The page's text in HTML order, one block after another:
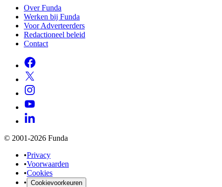
Over Funda
Werken bij Funda
Voor Adverteerders
Redactioneel beleid
Contact
© 2001-2026 Funda
•Privacy
•Voorwaarden
•Cookies
• Cookievoorkeuren